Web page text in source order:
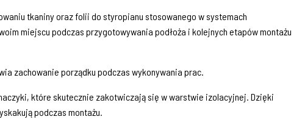
tkaniny oraz folii do styropianu stosowanego w systemach
miejscu podczas przygotowywania podłoża i kolejnych etapów montażu
zachowanie porządku podczas wykonywania prac.
które skutecznie zakotwiczają się w warstwie izolacyjnej. Dzięki
podczas montażu.